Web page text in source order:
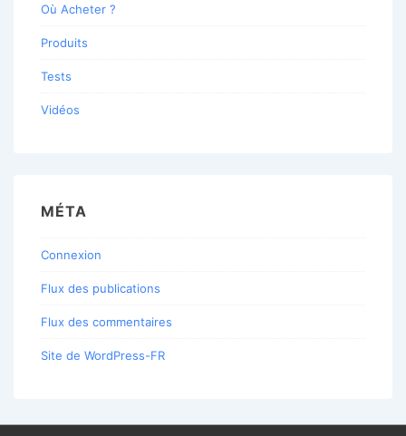
Où Acheter ?
Produits
Tests
Vidéos
MÉTA
Connexion
Flux des publications
Flux des commentaires
Site de WordPress-FR